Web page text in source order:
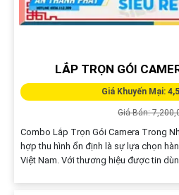
LẮP TRỌN GÓI
Giá Khuyến Mại:
Giá Bán:
Combo Lắp Trọn Gói Camera Trong
hợp thu hình ổn định là sự lựa chọn
Việt Nam. Với thương hiệu được tin